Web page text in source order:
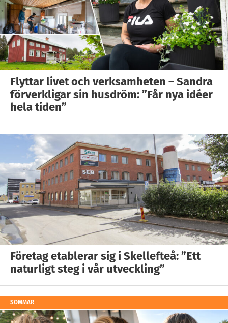
Flyttar livet och verksamheten – Sandra
förverkligar sin husdröm: ”Får nya idéer
hela tiden”
Företag etablerar sig i Skellefteå: ”Ett
naturligt steg i vår utveckling”
SOMMAR